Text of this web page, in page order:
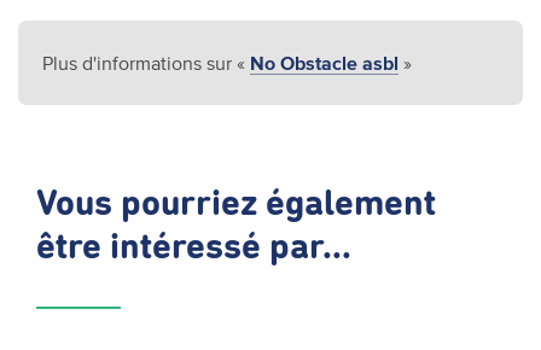
Plus d'informations sur « No Obstacle asbl »
Vous pourriez également
être intéressé par...